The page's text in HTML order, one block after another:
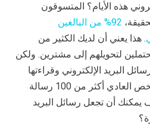
هذه الأيام؟ المتسوقون
92% من البالغين
. هذا يعني أن لديك الكثير من
لتحويلهم إلى مشترين. ولكن
البريد الإلكتروني وقراءتها
يمثل تحديًا كبيرًا. يتلقى الشخص العادي أكثر من 100 رسالة
يمكنك أن تجعل رسائل البريد